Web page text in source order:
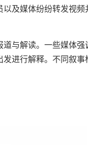
及媒体纷纷转发视
与解读。一些媒体
进行解释。不同叙